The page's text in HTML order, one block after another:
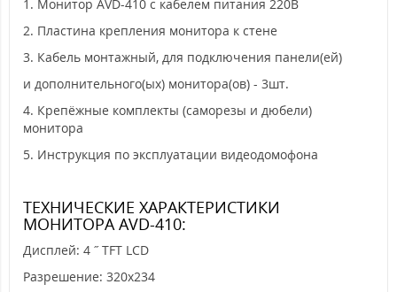
1. Монитор AVD-410 с кабелем питания 220В
2. Пластина крепления монитора к стене
3. Кабель монтажный, для подключения панели(ей)
и дополнительного(ых) монитора(ов) - 3шт.
4. Крепёжные комплекты (саморезы и дюбели)
монитора
5. Инструкция по эксплуатации видеодомофона
ТЕХНИЧЕСКИЕ ХАРАКТЕРИСТИКИ
МОНИТОРА AVD-410:
Дисплей: 4 ˝ TFT LCD
Разрешение: 320x234